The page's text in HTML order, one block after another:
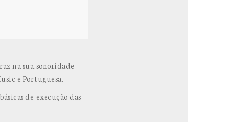
na sua sonoridade
e Portuguesa.
de execução das